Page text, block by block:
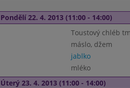
Pondělí 22. 4. 2013 (11:00 - 14:00)
Toustový chléb
máslo, džem
jablko
mléko
Úterý 23. 4. 2013 (11:00 - 14:00)